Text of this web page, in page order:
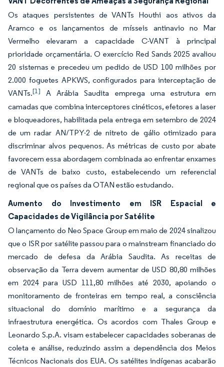
Os ataques persistentes de VANTs Houthi aos ativos da
Aramco e os lançamentos de mísseis antinavio no Mar
Vermelho elevaram a capacidade C-VANT à principal
prioridade orçamentária. O exercício Red Sands 2025 avaliou
20 sistemas e precedeu um pedido de USD 100 milhões por
2.000 foguetes APKWS, configurados para interceptação de
VANTs.[1]
A Arábia Saudita emprega uma estrutura em
camadas que combina interceptores cinéticos, efetores a laser
e bloqueadores, habilitada pela entrega em setembro de 2024
de um radar AN/TPY-2 de nitreto de gálio otimizado para
discriminar alvos pequenos. As métricas de custo por abate
favorecem essa abordagem combinada ao enfrentar enxames
de VANTs de baixo custo, estabelecendo um referencial
regional que os países da OTAN estão estudando.
Aumento do Investimento em ISR Espacial e
Capacidades de Vigilância por Satélite
O lançamento do Neo Space Group em maio de 2024 sinalizou
que o ISR por satélite passou para o mainstream financiado do
mercado de defesa da Arábia Saudita. As receitas de
observação da Terra devem aumentar de USD 80,80 milhões
em 2024 para USD 111,80 milhões até 2030, apoiando o
monitoramento de fronteiras em tempo real, a consciência
situacional do domínio marítimo e a segurança da
infraestrutura energética. Os acordos com Thales Group e
Leonardo S.p.A. visam estabelecer capacidades soberanas de
coleta e análise, reduzindo assim a dependência dos Meios
Técnicos Nacionais dos EUA. Os satélites indígenas acabarão